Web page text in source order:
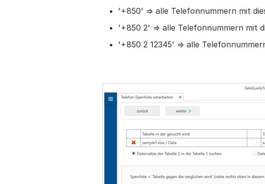
'+850' => alle Telefonnummern mit
'+850 2' => alle Telefonnummern mit
'+850 2 12345' => alle